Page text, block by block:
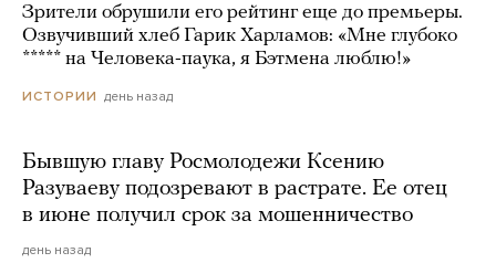
Зрители обрушили его рейтинг еще до премьеры.
Озвучивший хлеб Гарик Харламов: «Мне глубоко
***** на Человека-паука, я Бэтмена люблю!»
ИСТОРИИ день назад
Бывшую главу Росмолодежи Ксению
Разуваеву подозревают в растрате. Ее отец
в июне получил срок за мошенничество
день назад